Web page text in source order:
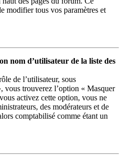
modifier tous vos paramètres et
nom d’utilisateur de la liste des
de l’utilisateur, sous
vous trouverez l’option « Masquer
activez cette option, vous ne
des modérateurs et de
comptabilisé comme étant un